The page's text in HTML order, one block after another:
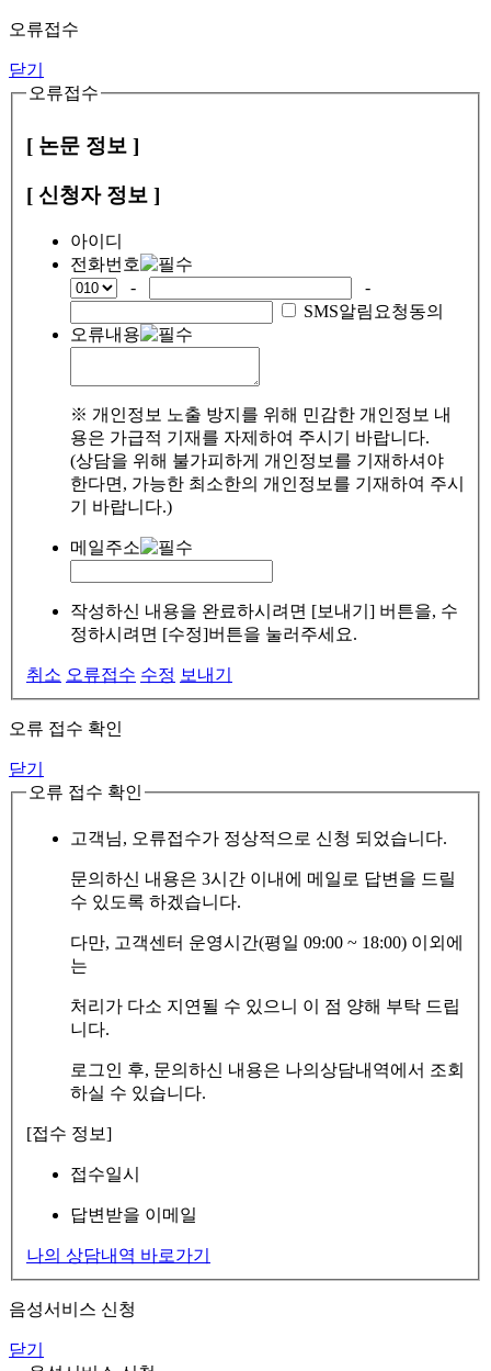
오류접수
닫기
오류접수
[ 논문 정보 ]
[ 신청자 정보 ]
아이디
전화번호
-
-
SMS알림요청동의
오류내용
※ 개인정보 노출 방지를 위해 민감한 개인정보 내
용은 가급적 기재를 자제하여 주시기 바랍니다.
(상담을 위해 불가피하게 개인정보를 기재하셔야
한다면, 가능한 최소한의 개인정보를 기재하여 주시
기 바랍니다.)
메일주소
작성하신 내용을 완료하시려면 [보내기] 버튼을, 수
정하시려면 [수정]버튼을 눌러주세요.
취소 오류접수 수정 보내기
오류 접수 확인
닫기
오류 접수 확인
고객님, 오류접수가 정상적으로 신청 되었습니다.
문의하신 내용은 3시간 이내에 메일로 답변을 드릴
수 있도록 하겠습니다.
다만, 고객센터 운영시간(평일 09:00 ~ 18:00) 이외에
는
처리가 다소 지연될 수 있으니 이 점 양해 부탁 드립
니다.
로그인 후, 문의하신 내용은 나의상담내역에서 조회
하실 수 있습니다.
[접수 정보]
접수일시
답변받을 이메일
나의 상담내역 바로가기
음성서비스 신청
닫기